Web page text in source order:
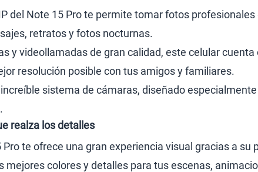
del Note 15 Pro te permite tomar fotos
retratos y fotos nocturnas.
y videollamadas de gran calidad, este celular
resolución posible con tus amigos y familiares.
sistema de cámaras, diseñado
realza los detalles
te ofrece una gran experiencia visual gracias a su
mejores colores y detalles para tus escenas,